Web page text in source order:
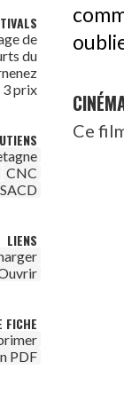
de
du
3 prix
CNC
LIENS
FICHE
PDF
Ce